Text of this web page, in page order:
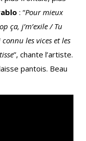
: “Pour mieux
ça, j’m’exile / Tu
connu les vices et les
”, chante l’artiste.
pantois. Beau